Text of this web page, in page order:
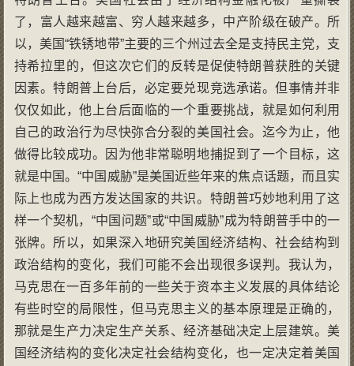
了，富人越来越富、穷人越来越多，中产阶级在破产。所
以，美国“铁锈地带”主要的三个州过去全是支持民主党，支
持希拉里的，但这次它们的反转是促使特朗普获胜的关键
因素。特朗普上台后，必定要兑现竞选承诺。但事情并非
仅仅如此，他上台后面临的一个重要挑战，就是如何利用
自己的政治行为尽快弥合分裂的美国社会。迄今为止，他
做得比较成功。因为他非常聪明地捕捉到了一个目标，这
就是中国。“中国威胁”是美国近些年来的焦点话题，而且实
际上也成为西方发达国家的共识。特朗普巧妙地利用了这
样一个契机，“中国问题”或“中国威胁”成为特朗普手中的一
张牌。所以，如果深入地研究美国经济结构、社会结构到
政治结构的变化，我们可能不会出现很多误判。我认为，
马克思在一百多年前的一些关于资本主义发展的具体结论
有些时空的局限性，但马克思主义的基本原理是正确的，
那就是生产力决定生产关系、经济基础决定上层建筑。美
国经济结构的变化决定社会结构变化，也一定决定着美国